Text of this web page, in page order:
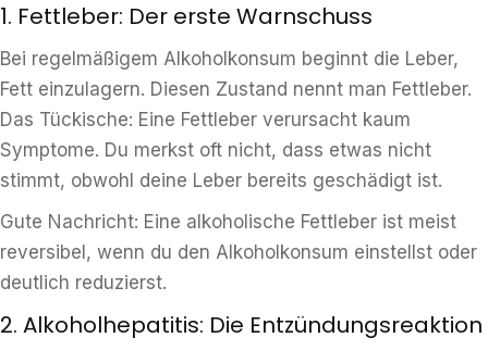
1. Fettleber: Der erste Warnschuss
Bei regelmäßigem Alkoholkonsum beginnt die Leber,
Fett einzulagern. Diesen Zustand nennt man Fettleber.
Das Tückische: Eine Fettleber verursacht kaum
Symptome. Du merkst oft nicht, dass etwas nicht
stimmt, obwohl deine Leber bereits geschädigt ist.
Gute Nachricht: Eine alkoholische Fettleber ist meist
reversibel, wenn du den Alkoholkonsum einstellst oder
deutlich reduzierst.
2. Alkoholhepatitis: Die Entzündungsreaktion